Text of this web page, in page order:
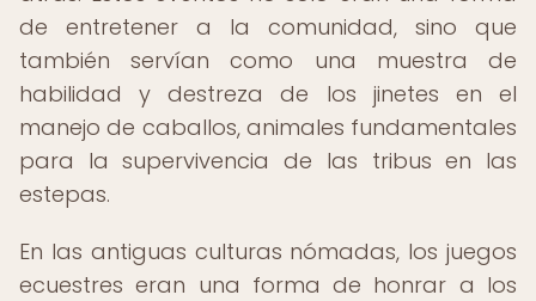
de entretener a la comunidad, sino que
también servían como una muestra de
habilidad y destreza de los jinetes en el
manejo de caballos, animales fundamentales
para la supervivencia de las tribus en las
estepas.
En las antiguas culturas nómadas, los juegos
ecuestres eran una forma de honrar a los